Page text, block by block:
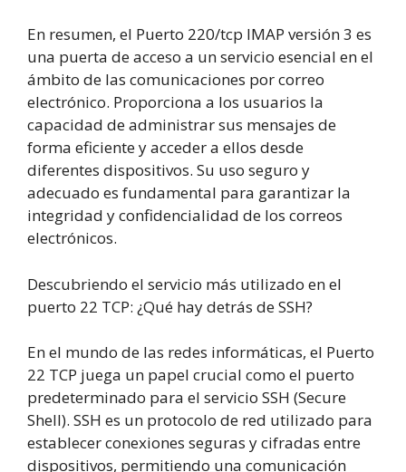
En resumen, el Puerto 220/tcp IMAP versión 3 es
una puerta de acceso a un servicio esencial en el
ámbito de las comunicaciones por correo
electrónico. Proporciona a los usuarios la
capacidad de administrar sus mensajes de
forma eficiente y acceder a ellos desde
diferentes dispositivos. Su uso seguro y
adecuado es fundamental para garantizar la
integridad y confidencialidad de los correos
electrónicos.
Descubriendo el servicio más utilizado en el
puerto 22 TCP: ¿Qué hay detrás de SSH?
En el mundo de las redes informáticas, el Puerto
22 TCP juega un papel crucial como el puerto
predeterminado para el servicio SSH (Secure
Shell). SSH es un protocolo de red utilizado para
establecer conexiones seguras y cifradas entre
dispositivos, permitiendo una comunicación